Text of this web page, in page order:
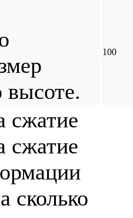
высоте.
100
сжатие
сжатие
сколько